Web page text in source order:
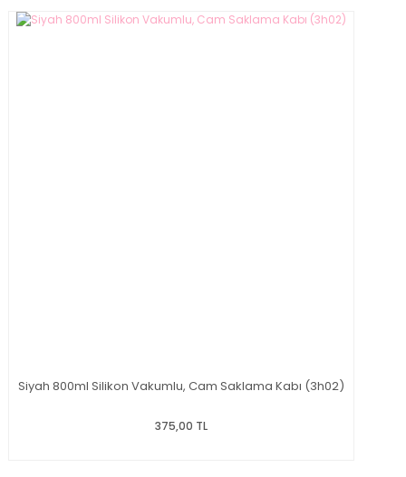
Siyah 800ml Silikon Vakumlu, Cam Saklama Kabı (3h02)
375,00 TL